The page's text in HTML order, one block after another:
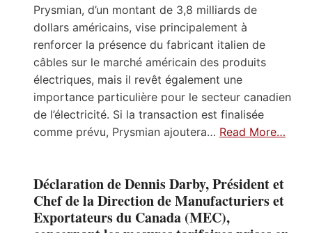
Prysmian, d’un montant de 3,8 milliards de
dollars américains, vise principalement à
renforcer la présence du fabricant italien de
câbles sur le marché américain des produits
électriques, mais il revêt également une
importance particulière pour le secteur canadien
de l’électricité. Si la transaction est finalisée
comme prévu, Prysmian ajoutera… Read More…
Déclaration de Dennis Darby, Président et
Chef de la Direction de Manufacturiers et
Exportateurs du Canada (MEC),